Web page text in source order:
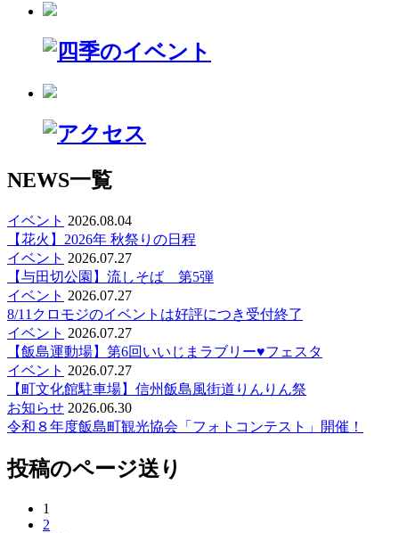
NEWS一覧
イベント 2026.08.04
【花火】2026年 秋祭りの日程
イベント 2026.07.27
【与田切公園】流しそば 第5弾
イベント 2026.07.27
8/11クロモジのイベントは好評につき受付終了
イベント 2026.07.27
【飯島運動場】第6回いいじまラブリー♥️フェスタ
イベント 2026.07.27
【町文化館駐車場】信州飯島風街道りんりん祭
お知らせ 2026.06.30
令和８年度飯島町観光協会「フォトコンテスト」開催！
投稿のページ送り
1
2